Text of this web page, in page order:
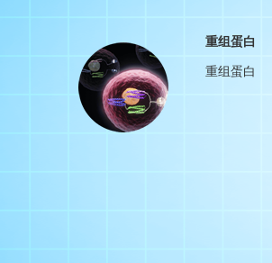
重组蛋白
重组蛋白